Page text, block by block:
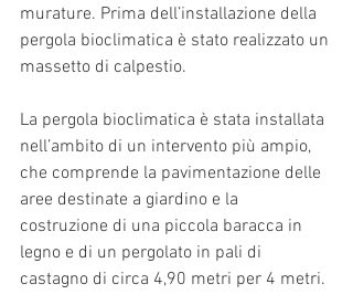
murature. Prima dell’installazione della
pergola bioclimatica è stato realizzato un
massetto di calpestio.
La pergola bioclimatica è stata installata
nell’ambito di un intervento più ampio,
che comprende la pavimentazione delle
aree destinate a giardino e la
costruzione di una piccola baracca in
legno e di un pergolato in pali di
castagno di circa 4,90 metri per 4 metri.